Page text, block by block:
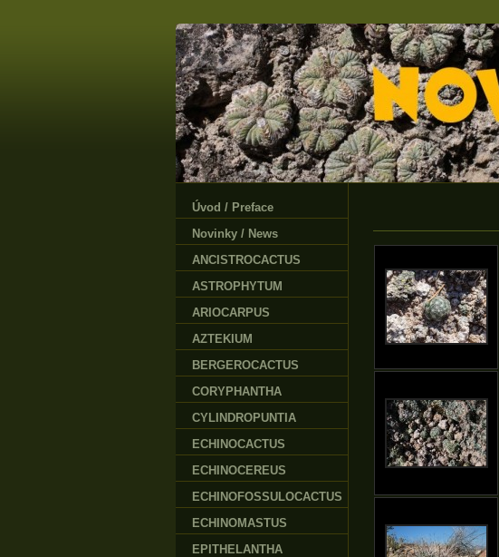
Úvod / Preface
Novinky / News
ANCISTROCACTUS
ASTROPHYTUM
ARIOCARPUS
AZTEKIUM
BERGEROCACTUS
CORYPHANTHA
CYLINDROPUNTIA
ECHINOCACTUS
ECHINOCEREUS
ECHINOFOSSULOCACTUS
ECHINOMASTUS
EPITHELANTHA